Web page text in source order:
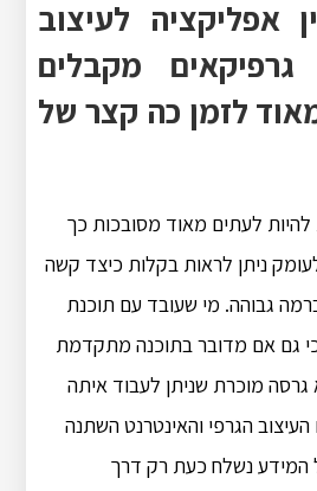
אפליקציה לעיצוב
מקבלים
לזמן כה קצר של
להיות לעתים מאוד מסובכות כך
ניתן לראות בקלות כיצד קשה
גבוהה. מי שעובד עם תוכנת
להעיד כי גם אם מדובר בתוכנה מתקדמת
גרסה מוכרת שניתן לעבוד איתה
הגרפי והאינטרנט השתנה
המידע נשלח כעת רק דרך